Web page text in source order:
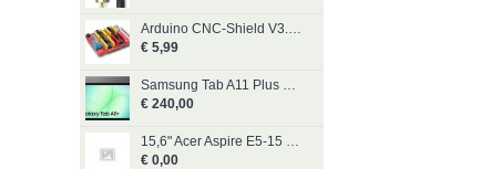
Arduino CNC-Shield V3.00
€ 5,99
Samsung Tab A11 Plus Tablet 11"_128GB
€ 240,00
15,6" Acer Aspire E5-15 - Intel N4200 - 6GB - 250GB SSD
€ 0,00